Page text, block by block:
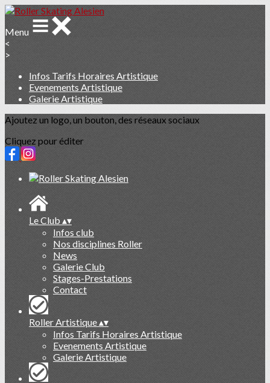
Menu
<
>
Infos Tarifs Horaires Artistique
Evenements Artistique
Galerie Artistique
Ajoutez un logo, un bouton, des réseaux sociaux
Cliquez pour éditer
Le Club▴▾
Infos club
Nos disciplines Roller
News
Galerie Club
Stages-Prestations
Contact
Roller Artistique▴▾
Infos Tarifs Horaires Artistique
Evenements Artistique
Galerie Artistique